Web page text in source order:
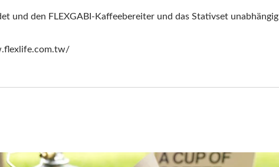
und den FLEXGABI-Kaffeebereiter und das Stativset unabhängig